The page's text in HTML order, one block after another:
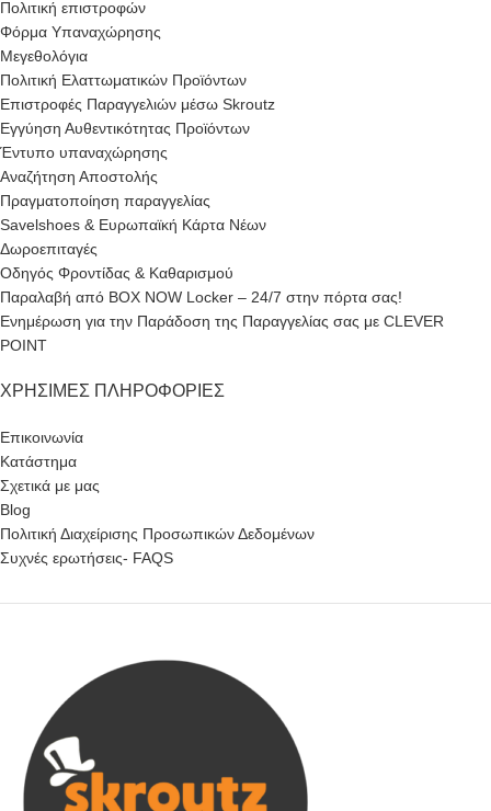
Πολιτική επιστροφών
Φόρμα Υπαναχώρησης
Μεγεθολόγια
Πολιτική Ελαττωματικών Προϊόντων
Επιστροφές Παραγγελιών μέσω Skroutz
Εγγύηση Αυθεντικότητας Προϊόντων
Έντυπο υπαναχώρησης
Αναζήτηση Αποστολής
Πραγματοποίηση παραγγελίας
Savelshoes & Ευρωπαϊκή Κάρτα Νέων
Δωροεπιταγές
Οδηγός Φροντίδας & Καθαρισμού
Παραλαβή από BOX NOW Locker – 24/7 στην πόρτα σας!
Ενημέρωση για την Παράδοση της Παραγγελίας σας με CLEVER
POINT
ΧΡΉΣΙΜΕΣ ΠΛΗΡΟΦΟΡΊΕΣ
Επικοινωνία
Κατάστημα
Σχετικά με μας
Blog
Πολιτική Διαχείρισης Προσωπικών Δεδομένων
Συχνές ερωτήσεις- FAQS